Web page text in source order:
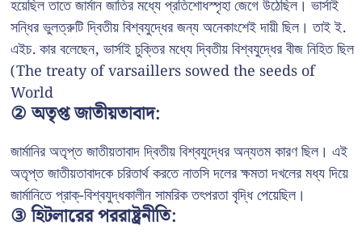
হয়েছিল তাতে জার্মান জাতির মধ্যে প্রতিশোধস্পৃহা জেগে উঠেছিল। ভার্সাই
সন্ধির ভুলত্রুটি দ্বিতীয় বিশ্বযুদ্ধের জন্য অনেকাংশেই দায়ী ছিল। তাই ই.
এইচ. কার বলেছেন, ভার্সাই চুক্তির মধ্যে দ্বিতীয় বিশ্বযুদ্ধের বীজ নিহিত ছিল
(The treaty of varsaillers sowed the seeds of
World
② অতৃপ্ত জাতীয়তাবাদ:
জার্মানির অতৃপ্ত জাতীয়তাবাদ দ্বিতীয় বিশ্বযুদ্ধের অন্যতম কারণ ছিল। এই
অতৃপ্ত জাতীয়তাবাদকে চরিতার্থ করতে নাতসি দলের ক্ষমতা দখলের মধ্য দিয়ে
জার্মানিতে প্রাক্-বিশ্বযুদ্ধকালীন সামরিক তৎপরতা বৃদ্ধি পেয়েছিল।
③ হিটলারের পররাষ্ট্রনীতি: